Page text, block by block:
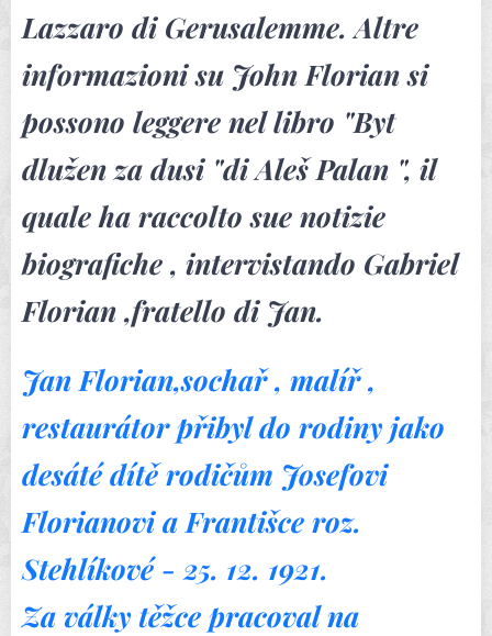
Lazzaro di Gerusalemme. Altre
informazioni su John Florian si
possono leggere nel libro "Byt
dlužen za dusi "di Aleš Palan ", il
quale ha raccolto sue notizie
biografiche , intervistando Gabriel
Florian ,fratello di Jan.
Jan Florian,sochař , malíř ,
restaurátorpřibyl do rodiny jako
desáté dítě rodičům Josefovi
Florianovi a Františce roz.
Stehlíkové - 25. 12. 1921.
Za války těžce pracoval na